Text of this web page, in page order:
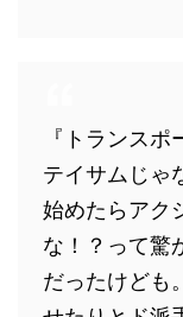
『トランス
テイサムじゃ
始めたらアク
な！？って驚
だったけども